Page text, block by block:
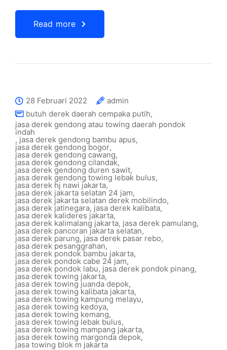
Read more
28 Februari 2022
admin
butuh derek daerah cempaka putih,
jasa derek gendong atau towing daerah pondok
indah
, jasa derek gendong bambu apus,
jasa derek gendong bogor,
jasa derek gendong cawang,
jasa derek gendong cilandak,
jasa derek gendong duren sawit,
jasa derek gendong towing lebak bulus,
jasa derek hj nawi jakarta,
jasa derek jakarta selatan 24 jam,
jasa derek jakarta selatan derek mobilindo,
jasa derek jatinegara, jasa derek kalibata,
jasa derek kalideres jakarta,
jasa derek kalimalang jakarta, jasa derek pamulang,
jasa derek pancoran jakarta selatan,
jasa derek parung, jasa derek pasar rebo,
jasa derek pesanggrahan,
jasa derek pondok bambu jakarta,
jasa derek pondok cabe 24 jam,
jasa derek pondok labu, jasa derek pondok pinang,
jasa derek towing jakarta,
jasa derek towing juanda depok,
jasa derek towing kalibata jakarta,
jasa derek towing kampung melayu,
jasa derek towing kedoya,
jasa derek towing kemang,
jasa derek towing lebak bulus,
jasa derek towing mampang jakarta,
jasa derek towing margonda depok,
jasa towing blok m jakarta